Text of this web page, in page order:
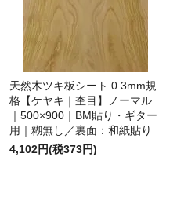
天然木ツキ板シート 0.3mm規
格【ケヤキ｜杢目】ノーマル
｜500×900｜BM貼り・ギター
用｜糊無し／裏面：和紙貼り
4,102円(税373円)